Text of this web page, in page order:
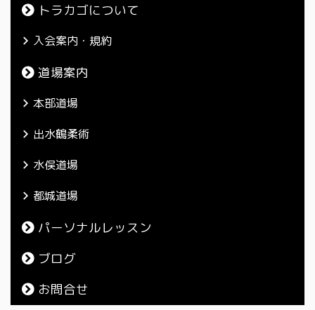
トラカゴについて
入会案内・規約
道場案内
本部道場
出水鶴柔術
水俣道場
都城道場
パーソナルレッスン
ブログ
お問合せ